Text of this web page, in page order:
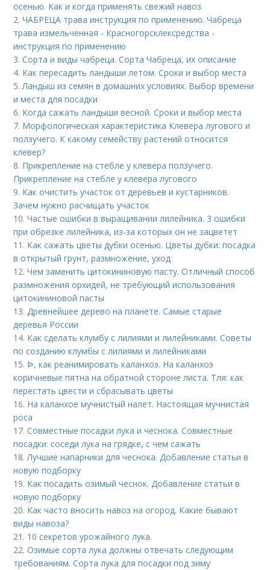
осенью. Как и когда применять свежий навоз
2.ЧАБРЕЦА трава инструкция по применению. Чабреца
трава измельченная - Красногорсклексредства -
инструкция по применению
3.Сорта и виды чабреца. Сорта Чабреца, их описание
4. Как пересадить ландыши летом. Сроки и выбор места
5.Ландыш из семян в домашних условиях. Выбор времени
и места для посадки
6. Когда сажать ландыши весной. Сроки и выбор места
7. Морфологическая характеристика Клевера лугового и
ползучего. К какому семейству растений относится
клевер?
8. Прикрепление на стебле у клевера ползучего.
Прикрепление на стебле у клевера лугового
9. Как очистить участок от деревьев и кустарников.
Зачем нужно расчищать участок
10.Частые ошибки в выращивании лилейника. 3 ошибки
при обрезке лилейника, из-за которых он не зацветет
11. Как сажать цветы дубки осенью. Цветы дубки: посадка
в открытый грунт, размножение, уход
12.Чем заменить цитокининовую пасту. Отличный способ
размножения орхидей, не требующий использования
цитокининовой пасты
13.Древнейшее дерево на планете. Самые старые
деревья России
14. Как сделать клумбу с лилиями и лилейниками. Советы
по созданию клумбы с лилиями и лилейниками
15. ᐉ, как реанимировать каланхоэ. На каланхоэ
коричневые пятна на обратной стороне листа. Тля: как
перестать цвести и сбрасывать цветы
16. На каланхое мучнистый налет. Настоящая мучнистая
роса
17.Совместные посадки лука и чеснока. Совместные
посадки: соседи лука на грядке, с чем сажать
18.Лучшие напарники для чеснока. Добавление статьи в
новую подборку
19. Как посадить озимый чеснок. Добавление статьи в
новую подборку
20. Как часто вносить навоз на огород. Какие бывают
виды навоза?
21. 10 секретов урожайного лука.
22.Озимые сорта лука должны отвечать следующим
требованиям. Сорта лука для посадки под зиму